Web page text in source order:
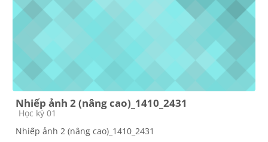
Nhiếp ảnh 2 (nâng cao)_1410_2431
Course category
Học kỳ 01
Nhiếp ảnh 2 (nâng cao)_1410_2431